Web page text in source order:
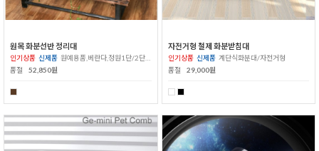
원목 화분선반 정리대
인기상품 신제품 원예용품,베란다,정원1단/2단/3단/4단
품절
52,850원
자전거형 철제 화분받침대
인기상품 신제품 계단식화분대/자전거형
품절
29,000원